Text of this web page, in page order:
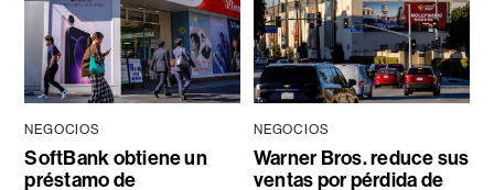
NEGOCIOS
SoftBank obtiene un
préstamo de
NEGOCIOS
Warner Bros. reduce sus
ventas por pérdida de